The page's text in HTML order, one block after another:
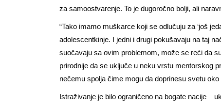
za samoostvarenje. To je dugoročno bolji, ali
“Tako imamo muškarce koji se odlučuju za ‘još
adolescentkinje. I jedni i drugi pokušavaju na taj
suočavaju sa ovim problemom, može se reći da
prirodnije da se uključe u neku vrstu mentorskog
nečemu spolja čime mogu da doprinesu svetu
Istraživanje je bilo ograničeno na bogate nacije –